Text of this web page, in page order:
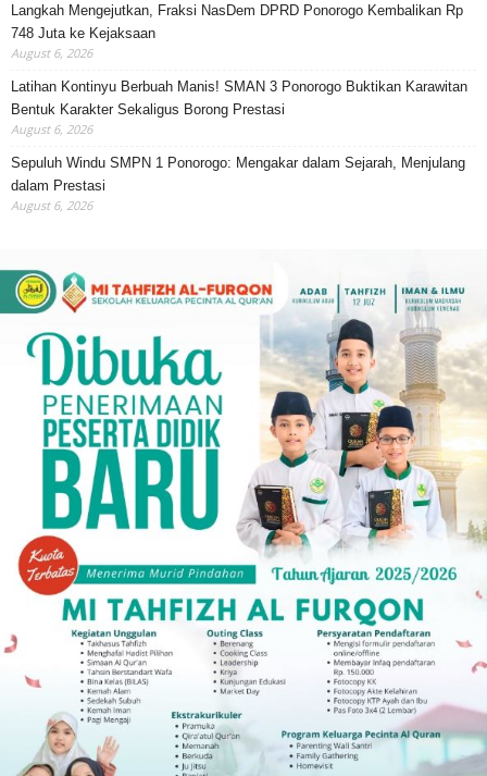
Langkah Mengejutkan, Fraksi NasDem DPRD Ponorogo Kembalikan Rp
748 Juta ke Kejaksaan
August 6, 2026
Latihan Kontinyu Berbuah Manis! SMAN 3 Ponorogo Buktikan Karawitan
Bentuk Karakter Sekaligus Borong Prestasi
August 6, 2026
Sepuluh Windu SMPN 1 Ponorogo: Mengakar dalam Sejarah, Menjulang
dalam Prestasi
August 6, 2026